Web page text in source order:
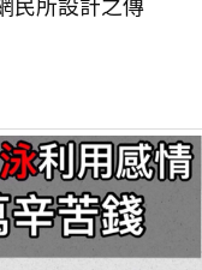
民所設計之傳